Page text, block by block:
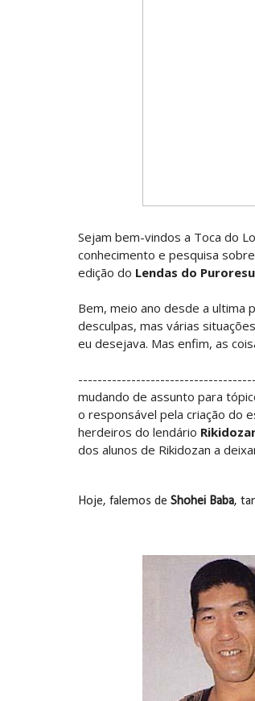
VITÓRIA DRAMÁTICA
TENSÃO NO RAW: LA
SCSA867-Aug 04 2026
SCSA867-Aug 04 2026
SCSA867-Aug 04 2026
WWE: CM Punk reage
SCSA867-Aug 04 2026
Emoção e provocação
ÉPICO NO
Aug 03 2026
WWE: Roman Reigns
Aug 03 2026
Sejam bem-vindos a Toca do
conhecimento e pesquisa
edição do Lendas do Puroresu
Bem, meio ano desde a ultima
desculpas, mas várias
eu desejava. Mas enfim, as
mudando de assunto para
o responsável pela criação do
herdeiros do lendário
dos alunos de Rikidozan a
Hoje, falemos de Shohei Baba,